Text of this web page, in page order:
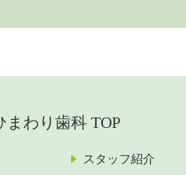
わり歯科 TOP
スタッフ紹介